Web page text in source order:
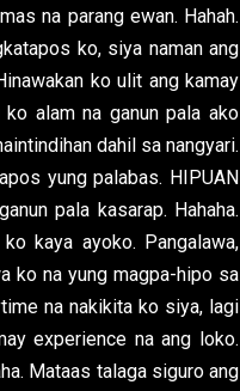
na parang ewan. Hahah.
ko, siya naman ang
ko ulit ang kamay
alam na ganun pala ako
dahil sa nangyari.
yung palabas. HIPUAN
pala kasarap. Hahaha.
kaya ayoko. Pangalawa,
ko na yung magpa-hipo sa
na nakikita ko siya, lagi
experience na ang loko.
Mataas talaga siguro ang